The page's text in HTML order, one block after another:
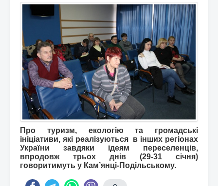
Про туризм, екологію та громадські
ініціативи, які реалізуються в інших регіонах
України завдяки ідеям переселенців,
впродовж трьох днів (29-31 січня)
говоритимуть у Кам’янці-Подільському.